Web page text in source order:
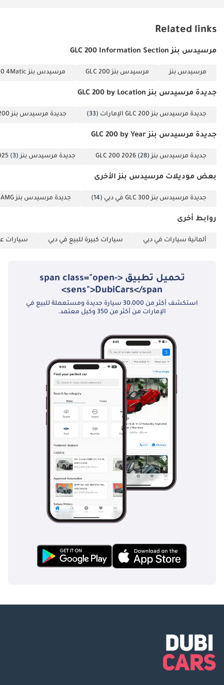
الأصابع 325 وسادة
تخصيص الصوت
332B لغة مجموعة
الألمانية 345
مكالمة الطوارئ
النظام 355 التثبيت
الملاحة 365 الملاحة
367 القدرة على المرور
II-A 413 فتحة سقف
أوتوماتيكي بـ 9 سرعات
42U وظيفة الإسقاط
عبر المصابيح الأمامية
الأمامية - الرسوم
المتحركة 444 شاشة
عرض رأسية متقدمة
(HUD) 464 شاشة
عرض مجموعة
نظام التعليق الرياضي
البارد، النوع 0 500
مرايا خارجية قابلة
للخرائط 513 نظام
التعرف على علامات
الطريق 51B التصنيف،
بطانة السقف،
الراديو الرقمي DAB
(Digi. Audio Broadc.)
Related links
مرسيدس بنز GLC 200 Information Section
مرسيدس بنز مرسيدس بنز GLC 200 مرسيدس بنز GLC 200 4Matic
جديدة مرسيدس بنز GLC 200 by Location
جديدة مرسيدس بنز GLC 200 الإمارات (33) جديدة مرسيدس بنز GLC 200 دبي
جديدة مرسيدس بنز GLC 200 by Year
جديدة مرسيدس بنز GLC 200 2026(28) جديدة مرسيدس بنز GLC 200 2025(3)
بعض موديلات مرسيدس بنز الأخرى
جديدة مرسيدس بنز GLC 300 في دبي (14) جديدة مرسيدس بنز GLC 43 AMG في دبي
روابط أخرى
ألمانية سيارات في دبي سيارات كبيرة للبيع في دبي سيارات
تحميل تطبيق <span class="open-
sens">DubiCars</span>
استكشف أكثر من 30،000 سيارة جديدة ومستعملة للبيع في
الإمارات من أكثر من 350 وكيل معتمد.